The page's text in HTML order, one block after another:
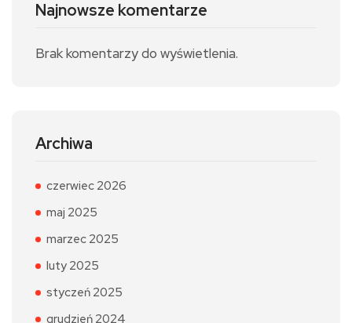
Najnowsze komentarze
Brak komentarzy do wyświetlenia.
Archiwa
czerwiec 2026
maj 2025
marzec 2025
luty 2025
styczeń 2025
grudzień 2024